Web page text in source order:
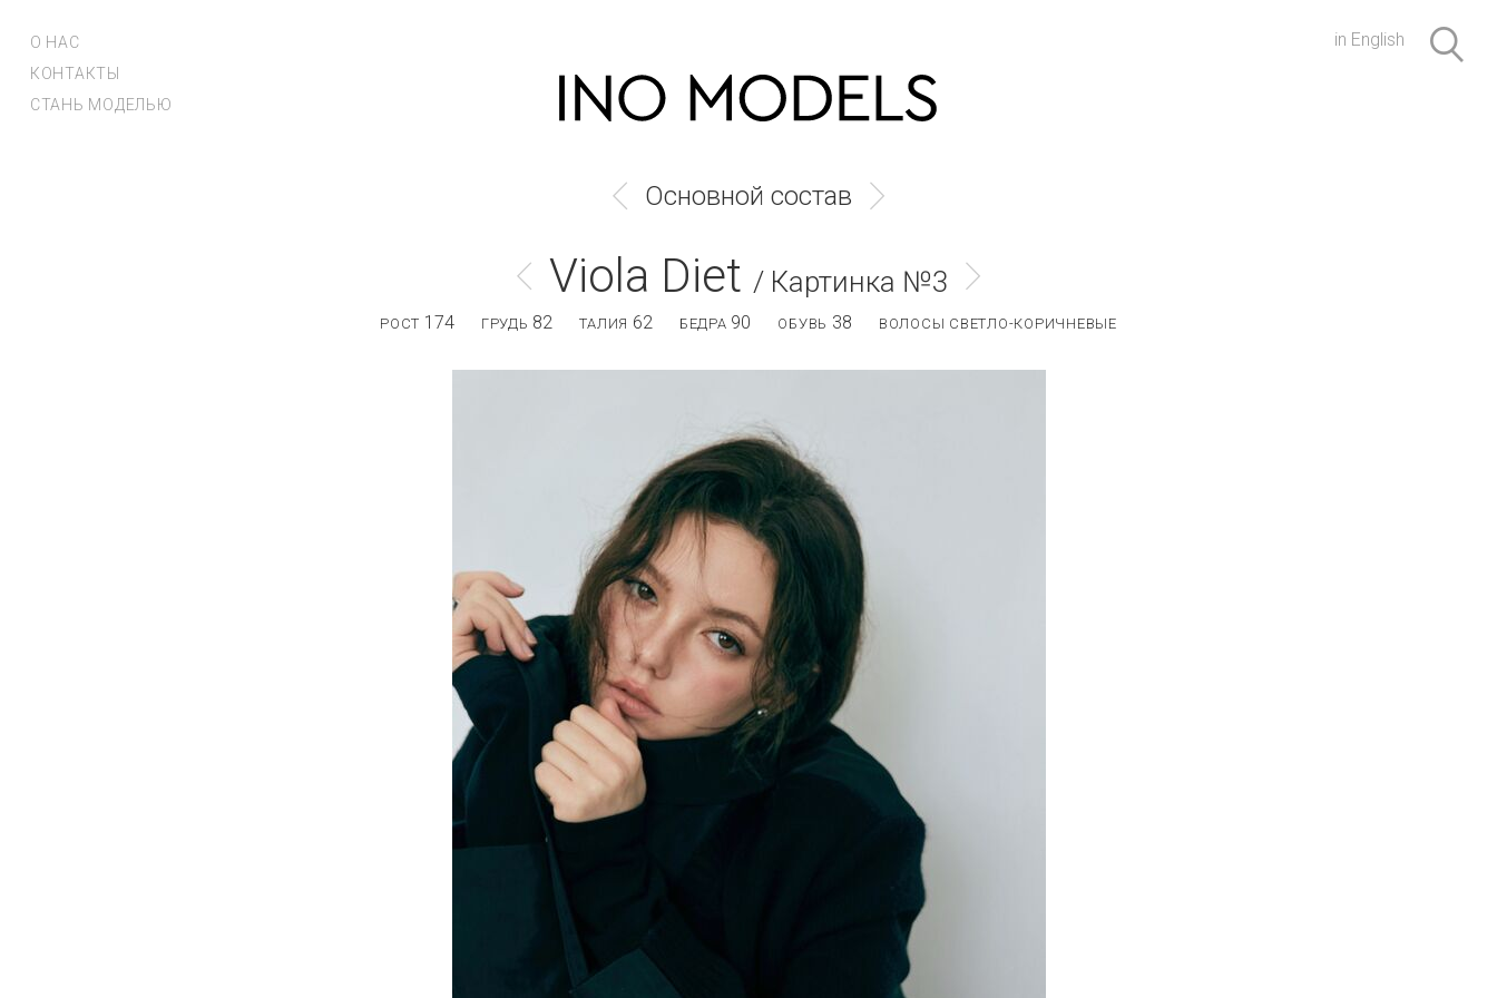
in English
О НАС
КОНТАКТЫ
СТАНЬ МОДЕЛЬЮ
Основной состав
Viola Diet / Картинка №3
РОСТ 174 ГРУДЬ 82 ТАЛИЯ 62 БЕДРА 90 ОБУВЬ 38 ВОЛОСЫ СВЕТЛО-КОРИЧНЕВЫЕ